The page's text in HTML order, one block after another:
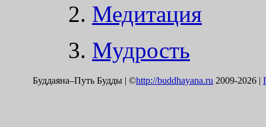
2. Медитация
3. Мудрость
Буддаяна–Путь Будды | ©http://buddhayana.ru 2009-2026 |